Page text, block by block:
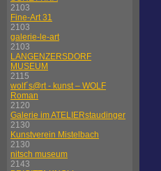
2103
Fine-Art 31
2103
galerie-le-art
2103
LANGENZERSDORF
MUSEUM
2115
wolf´s@rt - kunst – WOLF
Roman
2120
Galerie im ATELIERstaudinger
2130
Kunstverein Mistelbach
2130
nitsch museum
2143